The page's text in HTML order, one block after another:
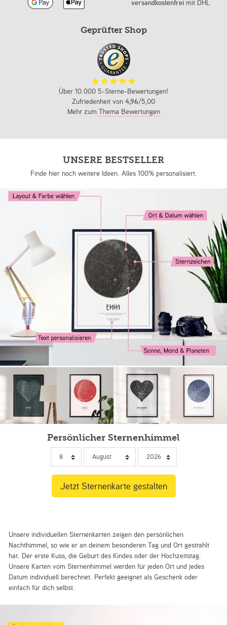
versandkostenfreimit DHL
Geprüfter Shop
Über 10.000 5-Sterne-Bewertungen!
Zufriedenheit von 4,96/5,00
Mehr zum Thema Bewertungen
UNSERE BESTSELLER
Finde hier noch weitere Ideen. Alles 100% personalisiert.
Persönlicher Sternenhimmel
Unsere individuellen Sternenkarten zeigen den persönlichen
Nachthimmel, so wie er an deinem besonderen Tag und Ort gestrahlt
hat. Der erste Kuss, die Geburt des Kindes oder der Hochzeitstag.
Unsere Karten vom Sternenhimmel werden für jeden Ort und jedes
Datum individuell berechnet. Perfekt geeignet als Geschenk oder
einfach für dich selbst.